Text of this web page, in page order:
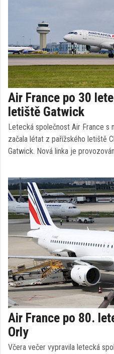
Air France po 30
letiště Gatwick
Letecká společnost Air France s
začala létat z pařížského letiště
Gatwick. Nová linka je
Air France po 80.
Orly
Včera večer vypravila letecká